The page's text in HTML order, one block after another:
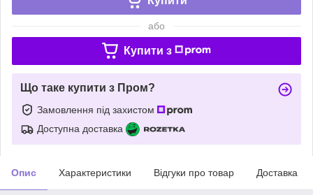
або
Купити з
Що таке купити з Пром?
Замовлення під захистом
Доступна доставка
Опис Характеристики Відгуки про товар Доставка